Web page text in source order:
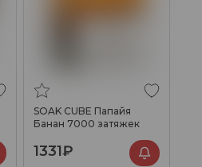
SOAK CUBE Папайя
Банан 7000 затяжек
1331₽